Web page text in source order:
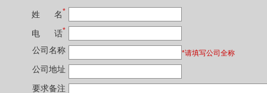
姓 名*
电 话*
公司名称 *请填写公司全称
公司地址
要求备注